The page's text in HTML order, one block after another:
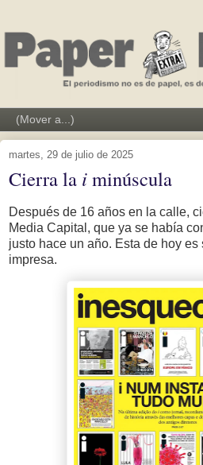
martes, 29 de julio de 2025
Cierra la iminúscula
Después de 16 años en la calle,
Media Capital, que ya se había
justo hace un año. Esta de hoy es
impresa.